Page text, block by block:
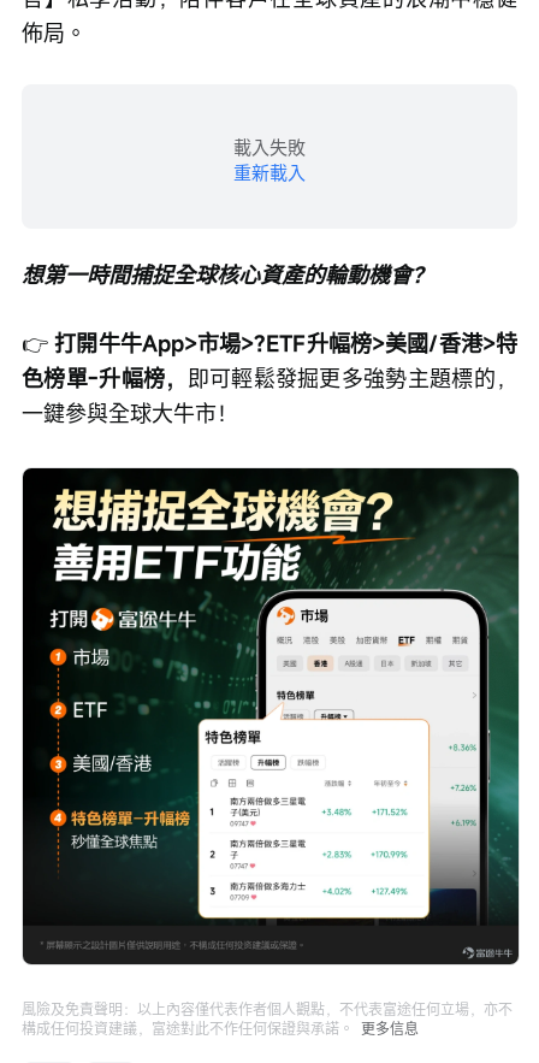
佈局。
載入失敗
重新載入
想第一時間捕捉全球核心資產的輪動機會？
👉 打開牛牛App>市場>?ETF升幅榜>美國/香港>特
色榜單-升幅榜， 即可輕鬆發掘更多強勢主題標的，
一鍵參與全球大牛市！
風險及免責聲明：以上內容僅代表作者個人觀點，不代表富途任何立場，亦不
構成任何投資建議，富途對此不作任何保證與承諾。
更多信息